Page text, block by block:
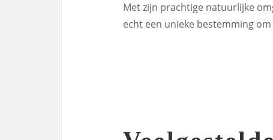
Met zijn prachtige natuurlijke
echt een unieke bestemming